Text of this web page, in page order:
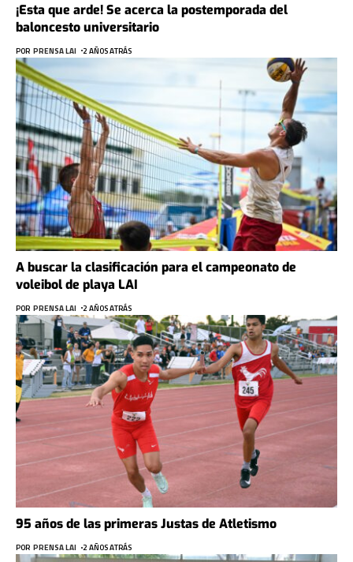
¡Esta que arde! Se acerca la postemporada del
baloncesto universitario
POR PRENSA LAI 2 AÑOS ATRÁS
A buscar la clasificación para el campeonato de
voleibol de playa LAI
POR PRENSA LAI 2 AÑOS ATRÁS
95 años de las primeras Justas de Atletismo
POR PRENSA LAI 2 AÑOS ATRÁS